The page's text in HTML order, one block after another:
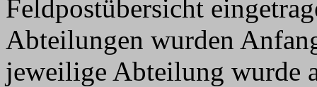
Feldpostübersicht
Abteilungen wurden
jeweilige Abteilung wurde